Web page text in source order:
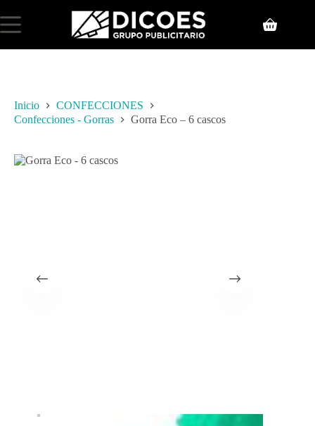
Inicio
CONFECCIONES
Confecciones - Gorras
Gorra Eco – 6 cascos